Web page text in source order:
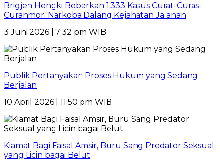
Brigjen Hengki Beberkan 1.333 Kasus Curat-Curas-
Curanmor: Narkoba Dalang Kejahatan Jalanan
3 Juni 2026 | 7:32 pm WIB
Publik Pertanyakan Proses Hukum yang Sedang
Berjalan
10 April 2026 | 11:50 pm WIB
Kiamat Bagi Faisal Amsir, Buru Sang Predator Seksual
yang Licin bagai Belut